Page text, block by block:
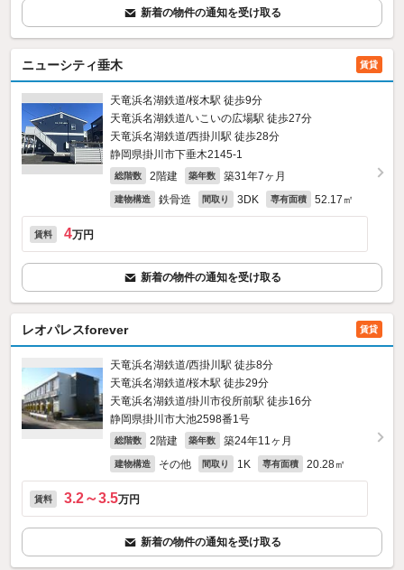
新着の物件の通知を受け取る
ニューシティ垂木 賃貸
天竜浜名湖鉄道/桜木駅 徒歩9分
天竜浜名湖鉄道/いこいの広場駅 徒歩27分
天竜浜名湖鉄道/西掛川駅 徒歩28分
静岡県掛川市下垂木2145‐1
総階数 2階建 築年数 築31年7ヶ月
建物構造 鉄骨造 間取り 3DK 専有面積 52.17㎡
賃料 4万円
新着の物件の通知を受け取る
レオパレスforever 賃貸
天竜浜名湖鉄道/西掛川駅 徒歩8分
天竜浜名湖鉄道/桜木駅 徒歩29分
天竜浜名湖鉄道/掛川市役所前駅 徒歩16分
静岡県掛川市大池2598番1号
総階数 2階建 築年数 築24年11ヶ月
建物構造 その他 間取り 1K 専有面積 20.28㎡
賃料 3.2～3.5万円
新着の物件の通知を受け取る